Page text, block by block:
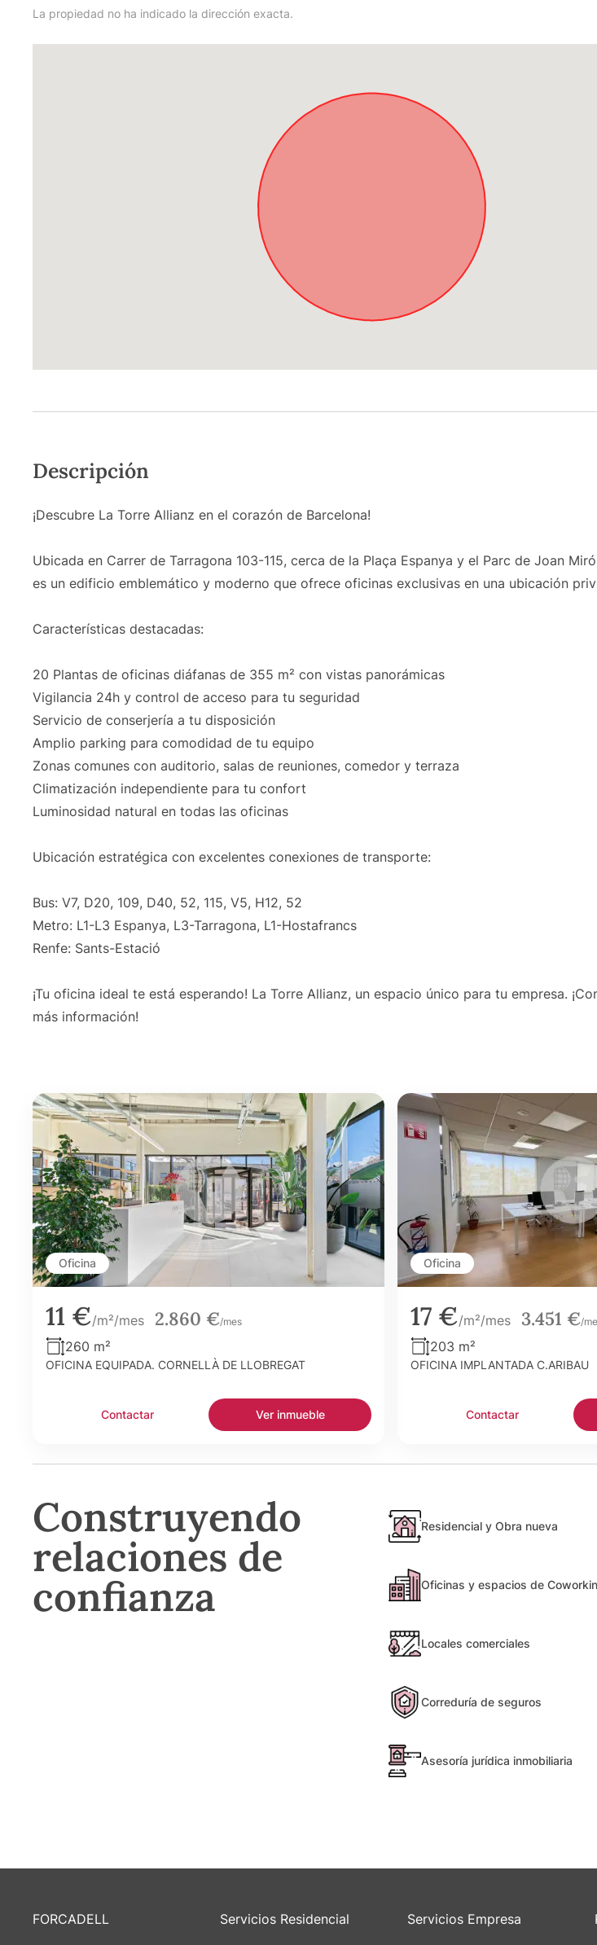
La propiedad no ha indicado la dirección exacta.
Descripción
¡Descubre La Torre Allianz en el corazón de Barcelona!
Ubicada en Carrer de Tarragona 103-115, cerca de la Plaça Espanya y el Parc de Joan
es un edificio emblemático y moderno que ofrece oficinas exclusivas en una ubicación
Características destacadas:
20 Plantas de oficinas diáfanas de 355 m² con vistas panorámicas
Vigilancia 24h y control de acceso para tu seguridad
Servicio de conserjería a tu disposición
Amplio parking para comodidad de tu equipo
Zonas comunes con auditorio, salas de reuniones, comedor y terraza
Climatización independiente para tu confort
Luminosidad natural en todas las oficinas
Ubicación estratégica con excelentes conexiones de transporte:
Bus: V7, D20, 109, D40, 52, 115, V5, H12, 52
Metro: L1-L3 Espanya, L3-Tarragona, L1-Hostafrancs
Renfe: Sants-Estació
¡Tu oficina ideal te está esperando! La Torre Allianz, un espacio único para tu empresa.
más información!
Oficina
11 €/m²/mes 2.860 €/mes
260 m²
OFICINA EQUIPADA. CORNELLÀ DE LLOBREGAT
Contactar Ver inmueble
Oficina
17 €/m²/mes 3.451 €/
203 m²
OFICINA IMPLANTADA C.ARIBAU
Contactar
Construyendo
relaciones de
confianza
Residencial y Obra nueva
Oficinas y espacios de
Locales comerciales
Correduría de seguros
Asesoría jurídica inmobiliaria
FORCADELL Servicios Residencial Servicios Empresa